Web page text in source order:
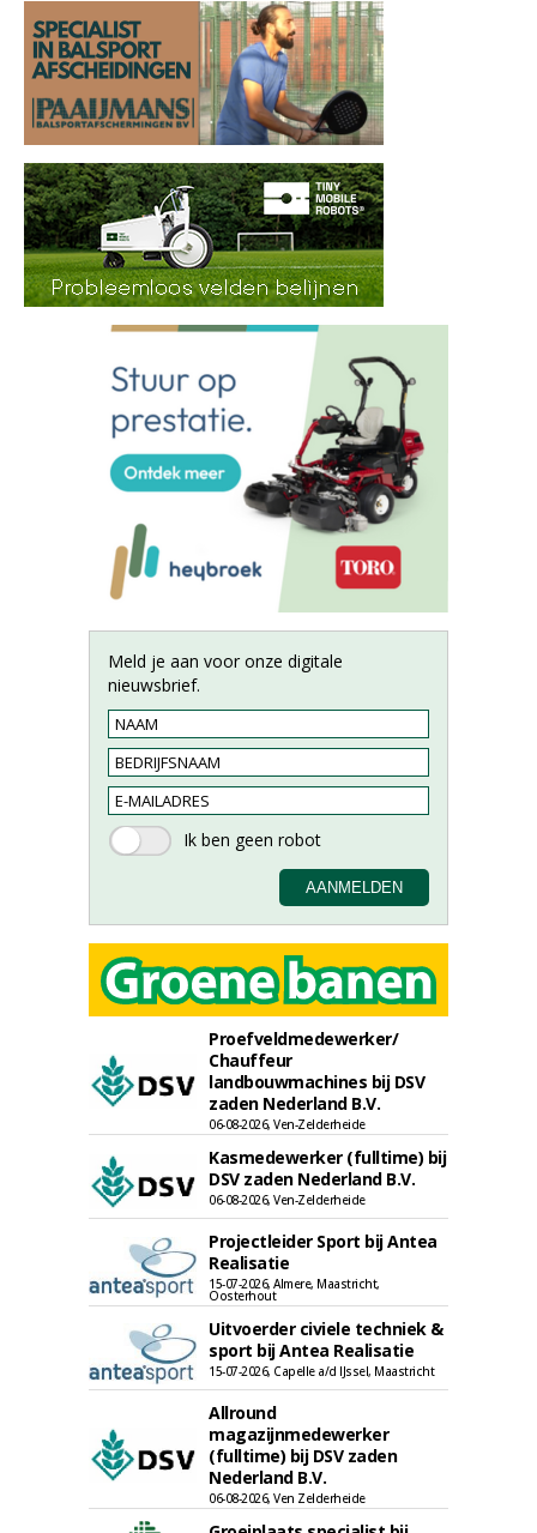
Meld je aan voor onze digitale
nieuwsbrief.
Proefveldmedewerker/
Chauffeur
landbouwmachines bij DSV
zaden Nederland B.V.
06-08-2026, Ven-Zelderheide
Kasmedewerker (fulltime) bij
DSV zaden Nederland B.V.
06-08-2026, Ven-Zelderheide
Projectleider Sport bij Antea
Realisatie
15-07-2026, Almere, Maastricht,
Oosterhout
Uitvoerder civiele techniek &
sport bij Antea Realisatie
15-07-2026, Capelle a/d IJssel, Maastricht
Allround
magazijnmedewerker
(fulltime) bij DSV zaden
Nederland B.V.
06-08-2026, Ven Zelderheide